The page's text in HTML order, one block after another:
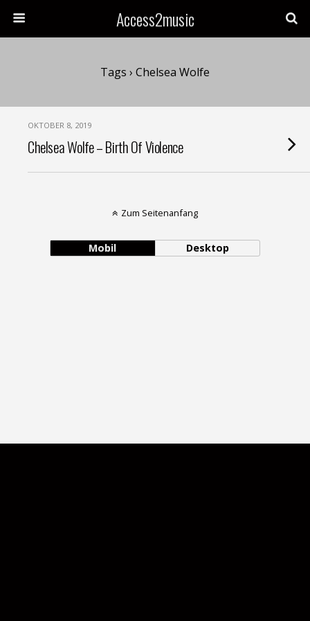
Access2music
Tags › Chelsea Wolfe
OKTOBER 8, 2019
Chelsea Wolfe – Birth Of Violence
Zum Seitenanfang
Mobil Desktop